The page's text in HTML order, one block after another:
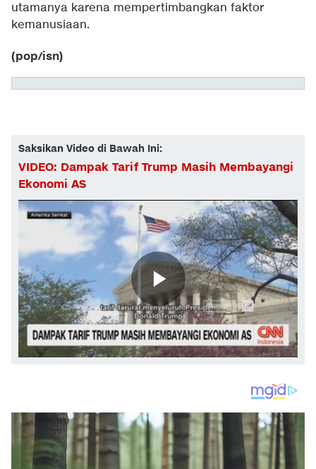
utamanya karena mempertimbangkan faktor
kemanusiaan.
(pop/isn)
Saksikan Video di Bawah Ini:
VIDEO: Dampak Tarif Trump Masih Membayangi
Ekonomi AS